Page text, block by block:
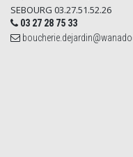
SEBOURG 03.27.51.52.26
03 27 28 75 33